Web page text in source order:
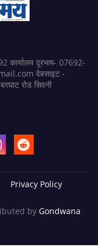
कार्यालय दूरभाष- 07692-
वेबसाइट -
रोड सिवनी
Privacy Policy
by Gondwana